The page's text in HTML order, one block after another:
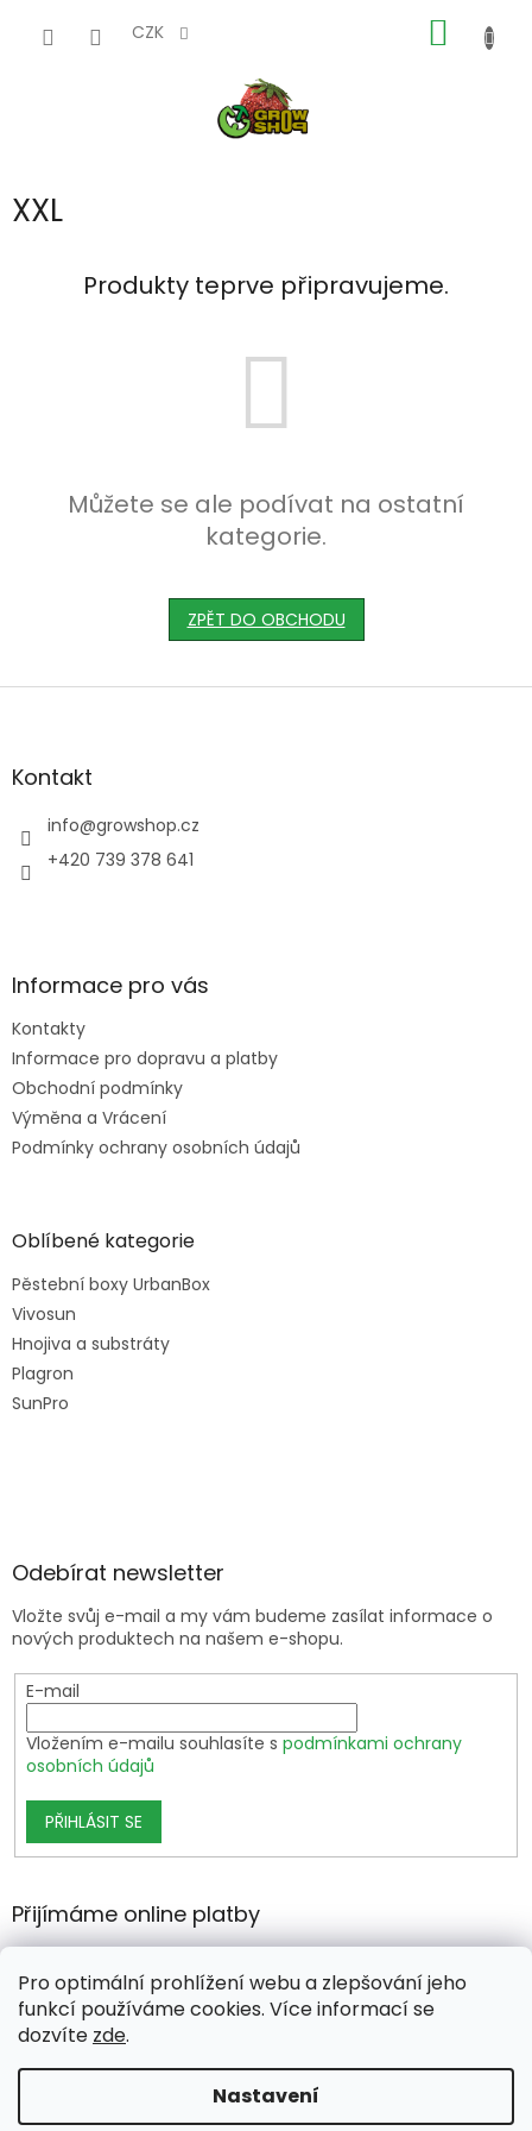
Pro optimální prohlížení webu a zlepšování jeho
funkcí používáme cookies. Více informací se
dozvíte zde.
Nastavení
CZK
KOŠÍK
XXL
Produkty teprve připravujeme.
Můžete se ale podívat na ostatní
kategorie.
ZPĚT DO OBCHODU
Z
aKontakt
info@growshop.cz
+420 739 378 641
Informace pro vás
Kontakty
Informace pro dopravu a platby
Obchodní podmínky
Výměna a Vrácení
Podmínky ochrany osobních údajů
Oblíbené kategorie
Pěstební boxy UrbanBox
Vivosun
Hnojiva a substráty
Plagron
SunPro
Odebírat newsletter
Vložte svůj e-mail a my vám budeme zasílat informace o
nových produktech na našem e-shopu.
E-mail
Vložením e-mailu souhlasíte s podmínkami ochrany
osobních údajů
PŘIHLÁSIT SE
Přijímáme online platby